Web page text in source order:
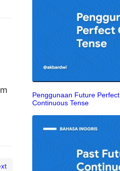
Penggunaan Future Perfect
Continuous Tense